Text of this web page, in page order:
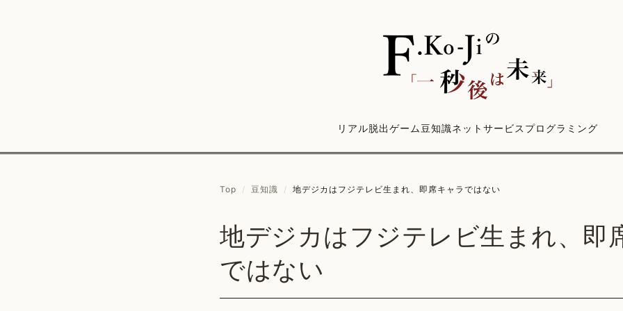
リアル脱出ゲーム豆知識ネットサービス プログラミング
Top / 豆知識 / 地デジカはフジテレビ生まれ、即席キャラではない
地デジカはフジテレビ生まれ、即
ではない